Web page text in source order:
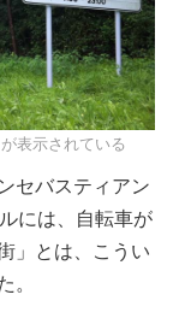
表示されている
セバスティアン
には、自転車が
」とは、こうい
。